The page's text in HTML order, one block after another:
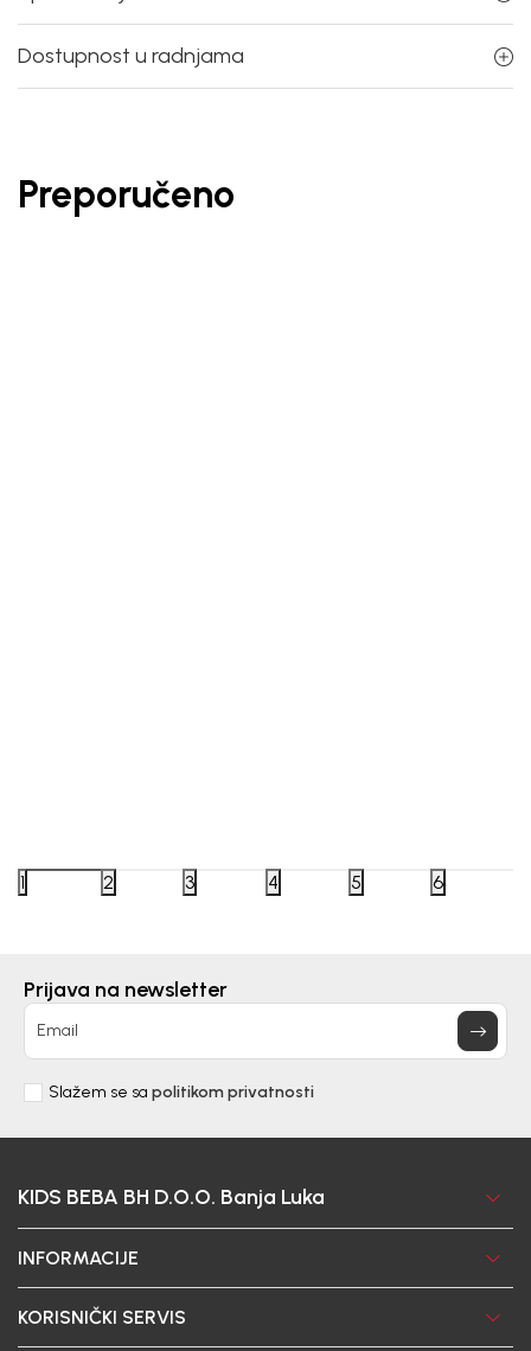
Dostupnost u radnjama
Preporučeno
KM
DODAJ U KORPU
1 2 3 4 5 6
Prijava na newsletter
Email
Slažem se sa politikom privatnosti
KIDS BEBA BH D.O.O. Banja Luka
INFORMACIJE
KORISNIČKI SERVIS